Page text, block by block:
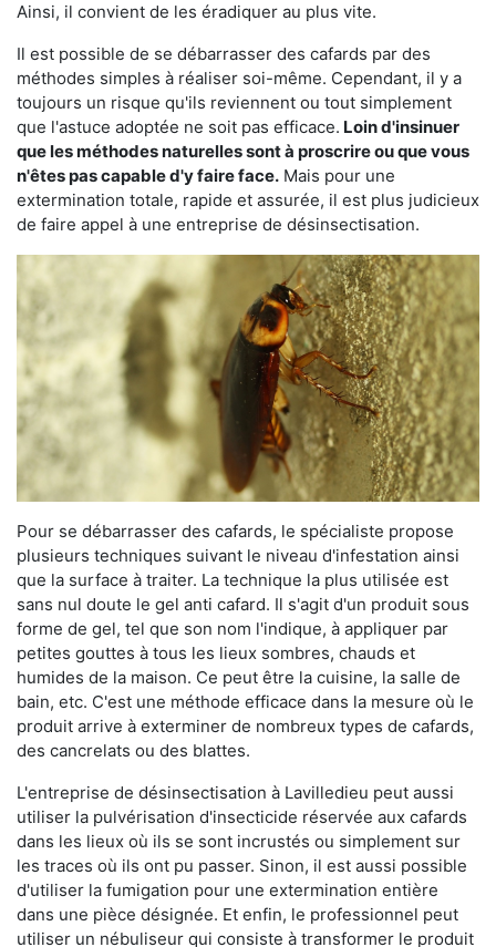
Ainsi, il convient de les éradiquer au plus vite.
Il est possible de se débarrasser des cafards par des
méthodes simples à réaliser soi-même. Cependant, il y a
toujours un risque qu'ils reviennent ou tout simplement
que l'astuce adoptée ne soit pas efficace. Loin d'insinuer
que les méthodes naturelles sont à proscrire ou que vous
n'êtes pas capable d'y faire face. Mais pour une
extermination totale, rapide et assurée, il est plus judicieux
de faire appel à une entreprise de désinsectisation.
Pour se débarrasser des cafards, le spécialiste propose
plusieurs techniques suivant le niveau d'infestation ainsi
que la surface à traiter. La technique la plus utilisée est
sans nul doute le gel anti cafard. Il s'agit d'un produit sous
forme de gel, tel que son nom l'indique, à appliquer par
petites gouttes à tous les lieux sombres, chauds et
humides de la maison. Ce peut être la cuisine, la salle de
bain, etc. C'est une méthode efficace dans la mesure où le
produit arrive à exterminer de nombreux types de cafards,
des cancrelats ou des blattes.
L'entreprise de désinsectisation à Lavilledieu peut aussi
utiliser la pulvérisation d'insecticide réservée aux cafards
dans les lieux où ils se sont incrustés ou simplement sur
les traces où ils ont pu passer. Sinon, il est aussi possible
d'utiliser la fumigation pour une extermination entière
dans une pièce désignée. Et enfin, le professionnel peut
utiliser un nébuliseur qui consiste à transformer le produit